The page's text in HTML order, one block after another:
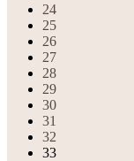
24
25
26
27
28
29
30
31
32
33